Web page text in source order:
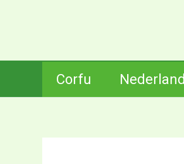
Corfu Nederland